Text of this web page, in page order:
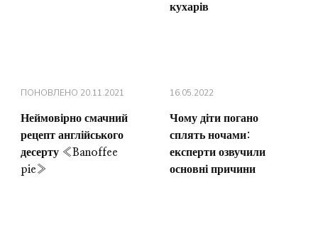
кухарів
ПОНОВЛЕНО 20.11.2021
Неймовірно смачний
рецепт англійського
десерту «Banoffee
pie»
16.05.2022
Чому діти погано
сплять ночами:
експерти озвучили
основні причини